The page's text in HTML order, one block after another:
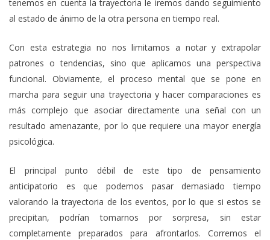
tenemos en cuenta la trayectoria le iremos dando seguimiento
al estado de ánimo de la otra persona en tiempo real.
Con esta estrategia no nos limitamos a notar y extrapolar
patrones o tendencias, sino que aplicamos una perspectiva
funcional. Obviamente, el proceso mental que se pone en
marcha para seguir una trayectoria y hacer comparaciones es
más complejo que asociar directamente una señal con un
resultado amenazante, por lo que requiere una mayor energía
psicológica.
El principal punto débil de este tipo de pensamiento
anticipatorio es que podemos pasar demasiado tiempo
valorando la trayectoria de los eventos, por lo que si estos se
precipitan, podrían tomarnos por sorpresa, sin estar
completamente preparados para afrontarlos. Corremos el